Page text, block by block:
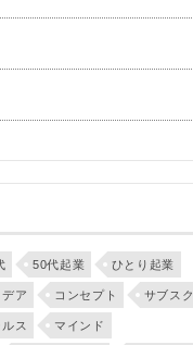
50代起業 ひとり起業
デア コンセプト サブスク
ス マインド